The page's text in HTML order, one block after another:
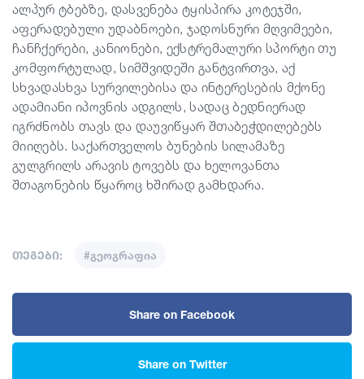
ალპურ ტბებზე, დასვენება ტყისპირა კოტეჯში,
აფერადებული უდაბნოები, ჯადოსნური მღვიმეები,
ჩანჩქერები, კანიონები, ექსტრემალური სპორტი თუ
კომფორტულად, სიმშვიდეში განტვირთვა, აქ
სხვადასხვა სურვილებისა და ინტერესების მქონე
ადამიანი იპოვნის ადგილს, სადაც ბედნიერად
იგრძნობს თავს და დაუვიწყარ შთაბეჭდილებებს
მიიღებს. საქართველოს ბუნების სილამაზე
გულგრილს არავის ტოვებს და ხელოვანთა
შთაგონების წყაროც ხშირად გამხდარა.
თეგები: #გეოგრაფია
Share on Facebook
Share on Twitter